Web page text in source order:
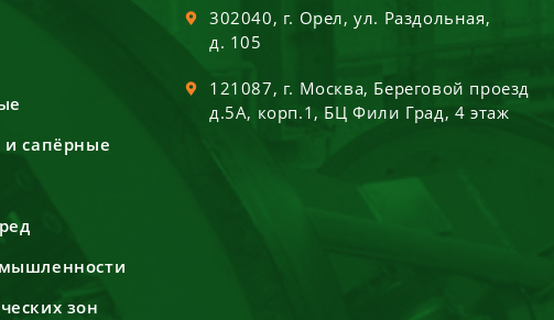
и сапёрные
зон
302040, г. Орел,ул. Раздольная,
д. 105
121087, г. Москва, Береговой проезд
д.5А, корп.1, БЦ Фили Град, 4 этаж